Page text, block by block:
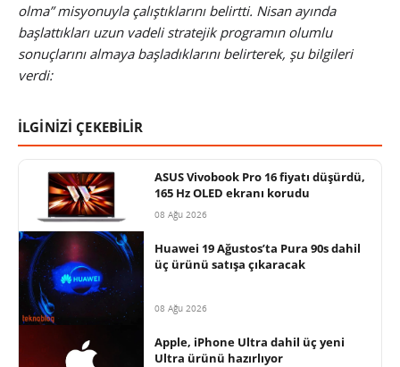
olma” misyonuyla çalıştıklarını belirtti. Nisan ayında
başlattıkları uzun vadeli stratejik programın olumlu
sonuçlarını almaya başladıklarını belirterek, şu bilgileri
verdi:
İLGİNİZİ ÇEKEBİLİR
ASUS Vivobook Pro 16 fiyatı düşürdü,
165 Hz OLED ekranı korudu
08 Ağu 2026
Huawei 19 Ağustos’ta Pura 90s dahil
üç ürünü satışa çıkaracak
08 Ağu 2026
Apple, iPhone Ultra dahil üç yeni
Ultra ürünü hazırlıyor